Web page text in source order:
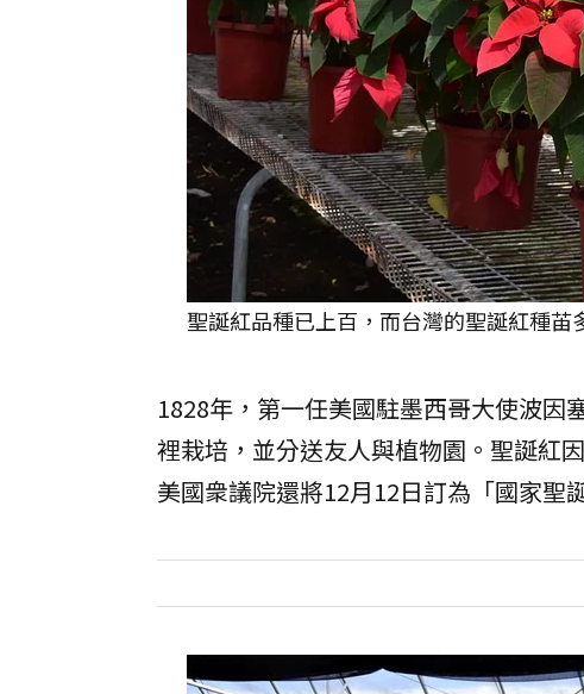
聖誕紅品種已上百，而台灣的聖誕紅種苖
1828年，第一任美國駐墨西哥大使波
裡栽培，並分送友人與植物園。聖誕紅
美國衆議院還將12月12日訂為「國家聖